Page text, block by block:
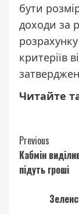
бути
доходи за
критеріїв
Читайте
Continue
Reading
Previous
Кабмін
підуть гроші